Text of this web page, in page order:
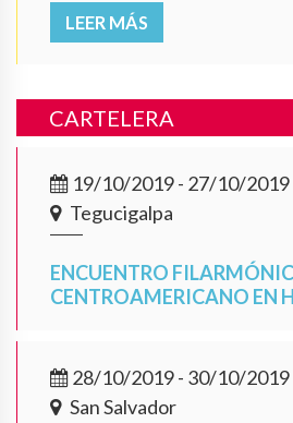
LEER MÁS
CARTELERA
19/10/2019 - 27/10/2019
Tegucigalpa
ENCUENTRO
CENTROAMERICANO EN
28/10/2019 - 30/10/2019
San Salvador